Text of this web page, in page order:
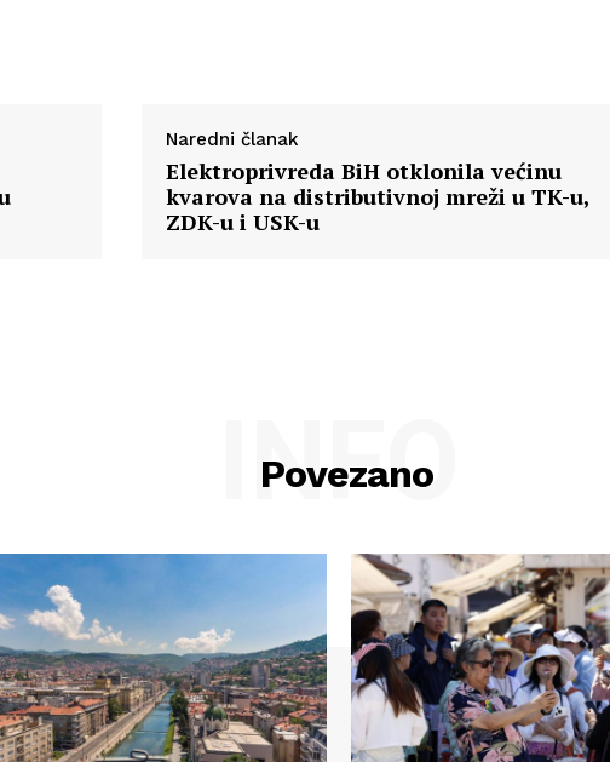
Naredni članak
Elektroprivreda BiH otklonila većinu
kvarova na distributivnoj mreži u TK-u,
ZDK-u i USK-u
Povezano
INFO